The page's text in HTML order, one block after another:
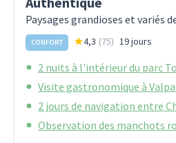
Paysages grandioses et variés
CONFORT 4,3 (75) 19 jours
2 nuits à l'intérieur du parc
Visite gastronomique à
2 jours de navigation entre
Observation des manchots